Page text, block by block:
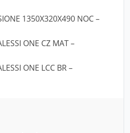
1350X320X490 NOC –
ONE CZ MAT –
ONE LCC BR –